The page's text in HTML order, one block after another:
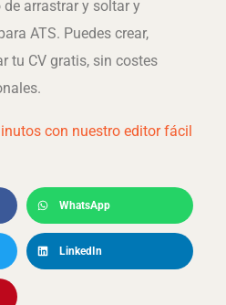
arrastrar y soltar y
ATS. Puedes crear,
tu CV gratis, sin costes
con nuestro editor fácil
WhatsApp
LinkedIn